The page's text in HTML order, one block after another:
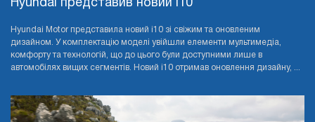
Hyundai представив новий i10
Hyundai Motor представила новий i10 зі свіжим та оновленим
дизайном. У комплектацію моделі увійшли елементи мультимедіа,
комфорту та технологій, що до цього були доступними лише в
автомобілях вищих сегментів. Новий i10 отримав оновлення дизайну, ...